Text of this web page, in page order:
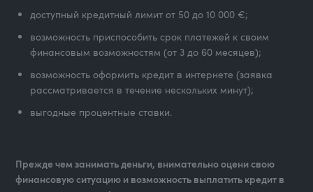
доступный кредитный лимит от 50 до 10 000 €;
возможность приспособить срок платежей к своим
финансовым возможностям (от 3 до 60 месяцев);
возможность оформить кредит в интернете (заявка
рассматривается в течение нескольких минут);
выгодные процентные ставки.
Прежде чем занимать деньги, внимательно оцени свою
финансовую ситуацию и возможность выплатить кредит в